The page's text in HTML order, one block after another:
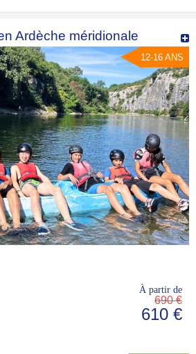
Ardèche méridionale
12-16 ANS
À partir de
690 €
610 €